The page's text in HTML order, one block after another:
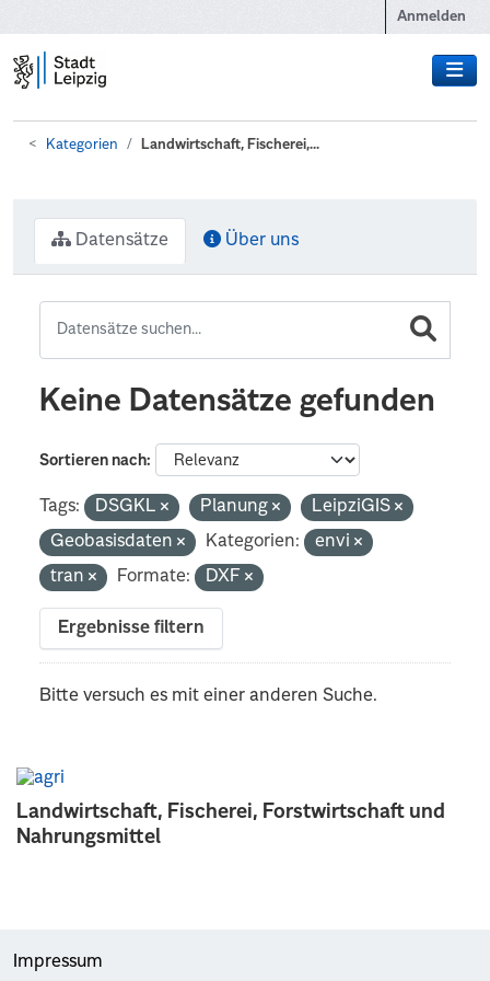
Anmelden
Kategorien Landwirtschaft, Fischerei,...
Landwirtschaft, Fischerei, Forstwirtschaft und
Nahrungsmittel
Datensätze Über uns
Keine Datensätze gefunden
Sortieren nach
Tags: DSGKL Planung
LeipziGIS
Geobasisdaten
Kategorien:
envi
tran
Formate: DXF
Ergebnisse filtern
Bitte versuch es mit einer anderen Suche.
Impressum